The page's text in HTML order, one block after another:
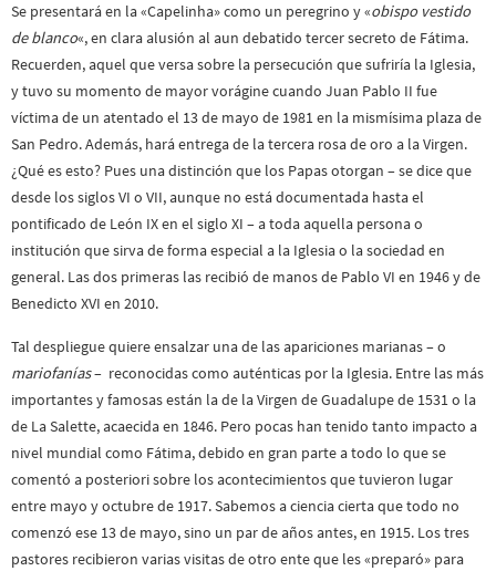
Se presentará en la «Capelinha» como un peregrino y «obispo vestido
de blanco«, en clara alusión al aun debatido tercer secreto de Fátima.
Recuerden, aquel que versa sobre la persecución que sufriría la Iglesia,
y tuvo su momento de mayor vorágine cuando Juan Pablo II fue
víctima de un atentado el 13 de mayo de 1981 en la mismísima plaza de
San Pedro. Además, hará entrega de la tercera rosa de oro a la Virgen.
¿Qué es esto? Pues una distinción que los Papas otorgan – se dice que
desde los siglos VI o VII, aunque no está documentada hasta el
pontificado de León IX en el siglo XI – a toda aquella persona o
institución que sirva de forma especial a la Iglesia o la sociedad en
general. Las dos primeras las recibió de manos de Pablo VI en 1946 y de
Benedicto XVI en 2010.
Tal despliegue quiere ensalzar una de las apariciones marianas – o
mariofanías– reconocidas como auténticas por la Iglesia. Entre las más
importantes y famosas están la de la Virgen de Guadalupe de 1531 o la
de La Salette, acaecida en 1846. Pero pocas han tenido tanto impacto a
nivel mundial como Fátima, debido en gran parte a todo lo que se
comentó a posteriori sobre los acontecimientos que tuvieron lugar
entre mayo y octubre de 1917. Sabemos a ciencia cierta que todo no
comenzó ese 13 de mayo, sino un par de años antes, en 1915. Los tres
pastores recibieron varias visitas de otro ente que les «preparó» para